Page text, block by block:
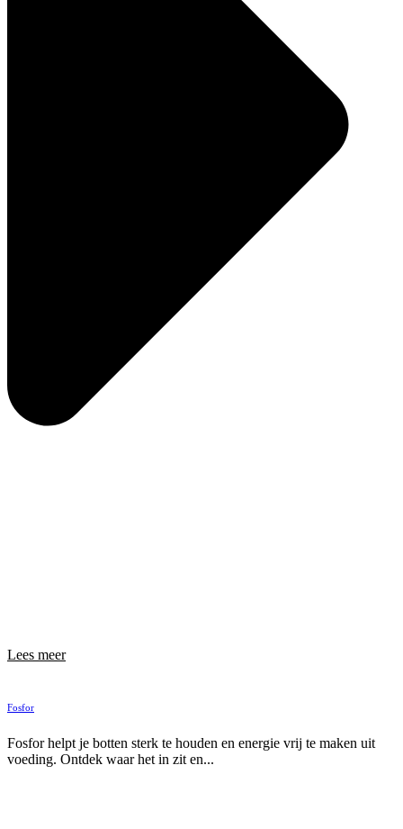
Lees meer
Fosfor
Fosfor helpt je botten sterk te houden en energie vrij te maken uit
voeding. Ontdek waar het in zit en...